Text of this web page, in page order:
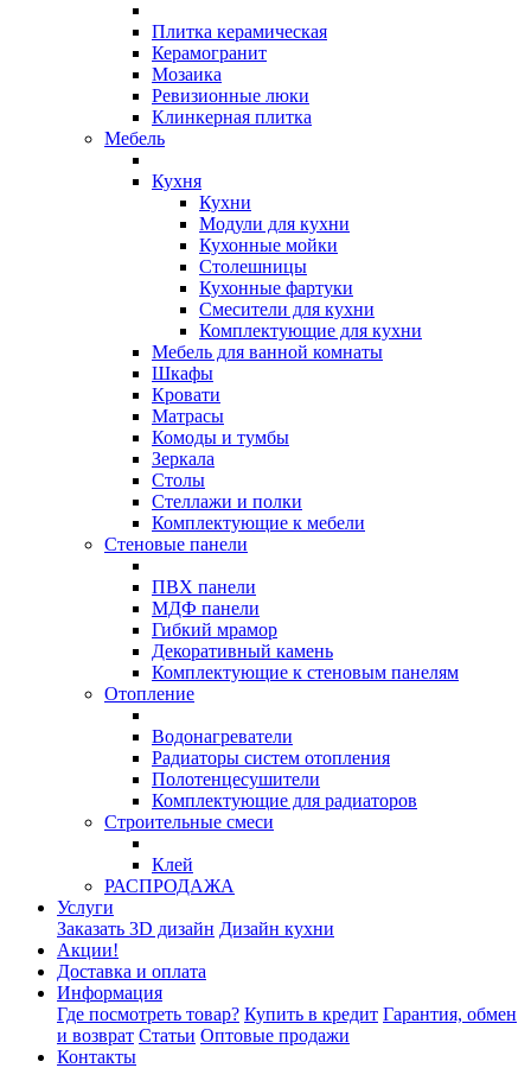
Плитка керамическая
Керамогранит
Мозаика
Ревизионные люки
Клинкерная плитка
Мебель
Кухня
Кухни
Модули для кухни
Кухонные мойки
Столешницы
Кухонные фартуки
Смесители для кухни
Комплектующие для кухни
Мебель для ванной комнаты
Шкафы
Кровати
Матрасы
Комоды и тумбы
Зеркала
Столы
Стеллажи и полки
Комплектующие к мебели
Стеновые панели
ПВХ панели
МДФ панели
Гибкий мрамор
Декоративный камень
Комплектующие к стеновым панелям
Отопление
Водонагреватели
Радиаторы систем отопления
Полотенцесушители
Комплектующие для радиаторов
Строительные смеси
Клей
РАСПРОДАЖА
Услуги
Заказать 3D дизайн Дизайн кухни
Акции!
Доставка и оплата
Информация
Где посмотреть товар? Купить в кредит Гарантия, обмен
и возврат Статьи Оптовые продажи
Контакты